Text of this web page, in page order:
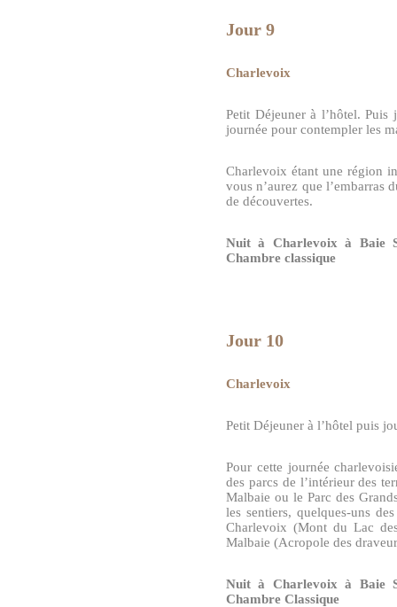
Jour 9
Charlevoix
Petit Déjeuner à l’hôtel.
journée pour contempler les
Charlevoix étant une région
vous n’aurez que l’embarras
de découvertes.
Nuit à Charlevoix à Baie
Chambre classique
Jour 10
Charlevoix
Petit Déjeuner à l’hôtel puis
Pour cette journée
des parcs de l’intérieur des
Malbaie ou le Parc des
les sentiers, quelques-uns
Charlevoix (Mont du Lac
Malbaie (Acropole des
Nuit à Charlevoix à Baie
Chambre Classique